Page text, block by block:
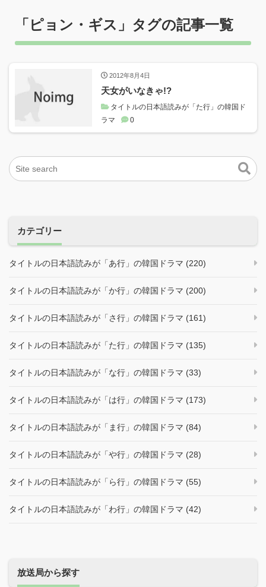
「ピョン・ギス 」タグの記事一覧
2012年8月4日
天女がいなきゃ!?
タイトルの日本語読みが「た行」の韓国ド
ラマ
0
カテゴリー
タイトルの日本語読みが「あ行」の韓国ドラマ (220)
タイトルの日本語読みが「か行」の韓国ドラマ (200)
タイトルの日本語読みが「さ行」の韓国ドラマ (161)
タイトルの日本語読みが「た行」の韓国ドラマ (135)
タイトルの日本語読みが「な行」の韓国ドラマ (33)
タイトルの日本語読みが「は行」の韓国ドラマ (173)
タイトルの日本語読みが「ま行」の韓国ドラマ (84)
タイトルの日本語読みが「や行」の韓国ドラマ (28)
タイトルの日本語読みが「ら行」の韓国ドラマ (55)
タイトルの日本語読みが「わ行」の韓国ドラマ (42)
放送局から探す